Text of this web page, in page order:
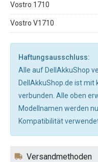
Vostro 1710
Vostro V1710
Haftungsausschluss:
Alle auf DellAkkuShop
DellAkkuShop.de ist
verbunden. Alle oben
Modellnamen werden
Kompatibilität
Versandmethoden